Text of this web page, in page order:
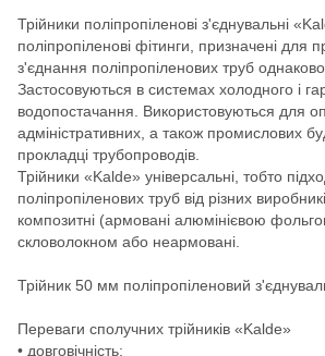
Трійники поліпропіленові з'єднувальні
поліпропіленові фітинги, призначені для
з'єднання поліпропіленових труб
Застосовуються в системах холодного і
водопостачання. Використовуються для
адміністративних, а також промислових
прокладці трубопроводів.
Трійники «Kalde» універсальні, тобто
поліпропіленових труб від різних
композитні (армовані алюмінієвою
скловолокном або неармовані.
Трійник 50 мм поліпропіленовий
Переваги сполучних трійників «Kalde»
• довговічність;